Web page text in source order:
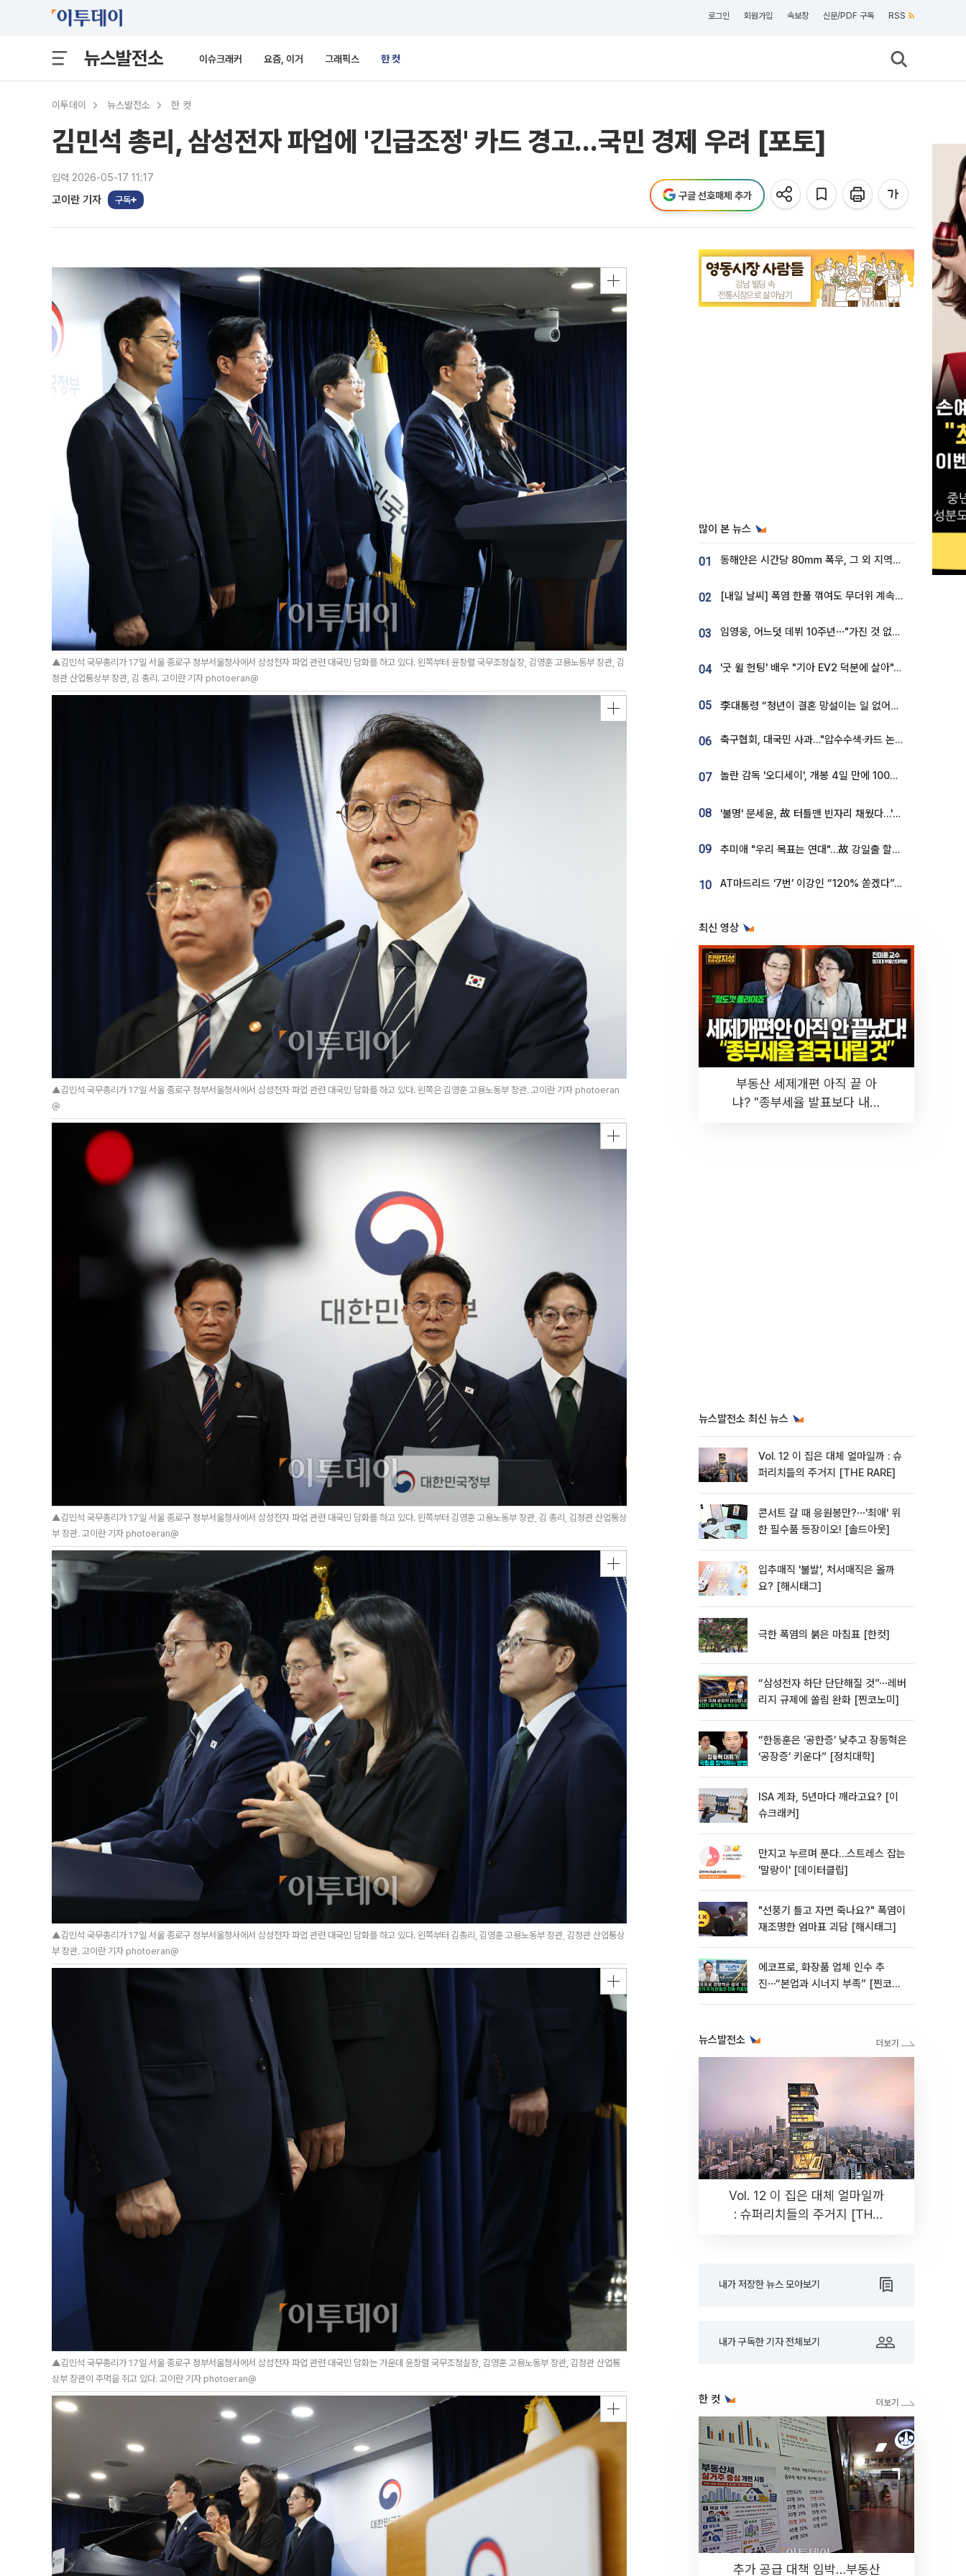
로그인 회원가입 속보창 신문/PDF 구독 RSS
뉴스발전소 이슈크래커 요즘, 이거 그래픽스 한 컷
이투데이 뉴스발전소 한 컷
김민석 총리, 삼성전자 파업에 '긴급조정' 카드 경고…국민 경제 우려 [포토]
입력 2026-05-17 11:17
고이란 기자 구독 구글 선호매체 추가
▲김민석 국무총리가 17일 서울 종로구 정부서울청사에서 삼성전자 파업 관련 대국민 담화를 하고 있다. 왼쪽부터 윤창렬 국무조정실장, 김영훈 고용노동부 장관, 김
정관 산업통상부 장관, 김 총리. 고이란 기자 photoeran@
▲김민석 국무총리가 17일 서울 종로구 정부서울청사에서 삼성전자 파업 관련 대국민 담화를 하고 있다. 왼쪽은 김영훈 고용노동부 장관. 고이란 기자 photoeran
@
▲김민석 국무총리가 17일 서울 종로구 정부서울청사에서 삼성전자 파업 관련 대국민 담화를 하고 있다. 왼쪽부터 김영훈 고용노동부 장관, 김 총리, 김정관 산업통상
부 장관. 고이란 기자 photoeran@
▲김민석 국무총리가 17일 서울 종로구 정부서울청사에서 삼성전자 파업 관련 대국민 담화를 하고 있다. 왼쪽부터 김총리, 김영훈 고용노동부 장관, 김정관 산업통상
부 장관. 고이란 기자 photoeran@
▲김민석 국무총리가 17일 서울 종로구 정부서울청사에서 삼성전자 파업 관련 대국민 담화는 가운데 윤창렬 국무조정실장, 김영훈 고용노동부 장관, 김정관 산업통
상부 장관이 주먹을 쥐고 있다. 고이란 기자 photoeran@
많이 본 뉴스
01 동해안은 시간당 80㎜ 폭우, 그 외 지역은 폭염…‘극과 극 날씨’
02 [내일 날씨] 폭염 한풀 꺾여도 무더위 계속⋯동해안 이틀 연속 비
03 임영웅, 어느덧 데뷔 10주년⋯"가진 것 없던 시절, 내 앞엔 20명의 팬뿐"
04 '굿 윌 헌팅' 배우 "기아 EV2 덕분에 살아"…교통사고 후 안전성 극찬
05 李대통령 “청년이 결혼 망설이는 일 없어야...제도상 불이익 조사”
06 축구협회, 대국민 사과…"압수수색·카드 논란 사죄, 강도 높은 쇄신"
07 놀란 감독 '오디세이', 개봉 4일 만에 100만 돌파⋯'왕사남' 보다 빠르다
08 '불명' 문세윤, 故 터틀맨 빈자리 채웠다…'거북이' 눈물의 최종 우승
09 추미애 "우리 목표는 연대"…故 강일출 할머니 흉상 제막
10 AT마드리드 ‘7번’ 이강인 “120% 쏟겠다”⋯시메오네 감독 “필요한 선수”
최신 영상
부동산 세제개편 아직 끝 아
냐? "종부세율 발표보다 내릴
뉴스발전소 최신 뉴스
Vol. 12 이 집은 대체 얼마일까 : 슈
퍼리치들의 주거지 [THE RARE]
콘서트 갈 때 응원봉만?⋯'최애' 위
한 필수품 등장이오! [솔드아웃]
입추매직 '불발', 처서매직은 올까
요? [해시태그]
극한 폭염의 붉은 마침표 [한컷]
“삼성전자 하단 단단해질 것”⋯레버
리지 규제에 쏠림 완화 [찐코노미]
“한동훈은 ‘공한증’ 낮추고 장동혁은
‘공장증’ 키운다” [정치대학]
ISA 계좌, 5년마다 깨라고요? [이
슈크래커]
만지고 누르며 푼다…스트레스 잡는
'말랑이' [데이터클립]
"선풍기 틀고 자면 죽나요?" 폭염이
재조명한 엄마표 괴담 [해시태그]
에코프로, 화장품 업체 인수 추
진⋯“본업과 시너지 부족” [찐코노
뉴스발전소
Vol. 12 이 집은 대체 얼마일까
: 슈퍼리치들의 주거지 [THE
내가 저장한 뉴스 모아보기
내가 구독한 기자 전체보기
한 컷
추가 공급 대책 임박…부동산